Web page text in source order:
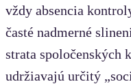
vždy absencia
časté nadmerné
strata spoločenských
udržiavajú určitý